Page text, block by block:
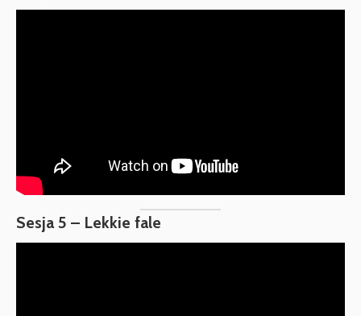
Sesja 5 – Lekkie fale